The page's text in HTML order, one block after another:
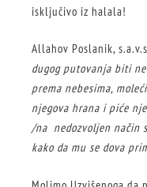
isključivo iz halala!
Allahov Poslanik,
dugog putovanja biti
prema nebesima,
njegova hrana i piće
/na nedozvoljen način
kako da mu se dova